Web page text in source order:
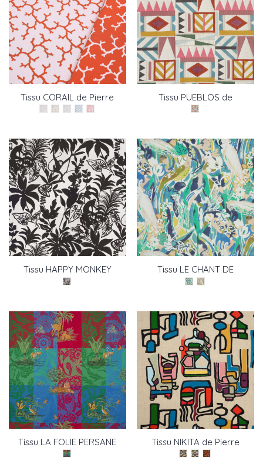
Tissu CORAIL de Pierre
Frey
Tissu PUEBLOS de
Pierre Frey
Tissu HAPPY MONKEY
de Pierre Frey
Tissu LE CHANT DE
TIDORE de Pierre Frey
Tissu LA FOLIE PERSANE
de Pierre Frey
Tissu NIKITA de Pierre
Frey